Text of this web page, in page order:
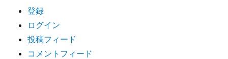
登録
ログイン
投稿フィード
コメントフィード